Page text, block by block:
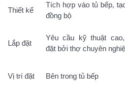
Thiết kế
Tích hợp vào tủ bếp,
đồng bộ
Lắp đặt
Yêu cầu kỹ thuật
đặt bởi thợ chuyên
Vị trí đặt Bên trong tủ bếp